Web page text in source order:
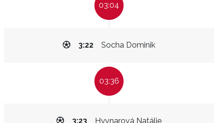
03:04
Socha Dominik
3:22
03:36
Hyvnarová Natálie
3:23